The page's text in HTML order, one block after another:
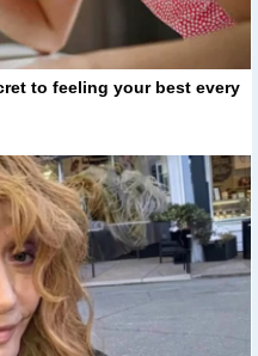
to feeling your best every